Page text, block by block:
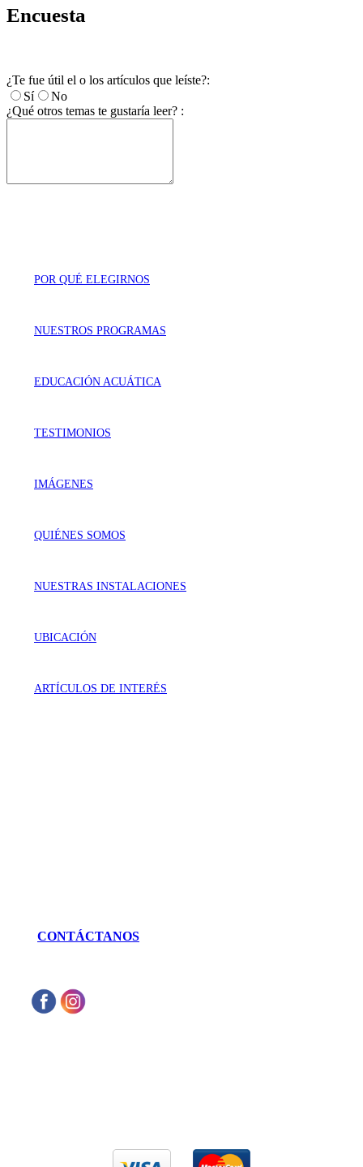
Encuesta
¿Te fue útil el o los artículos que leíste?:
Sí
No
¿Qué otros temas te gustaría leer? :
POR QUÉ ELEGIRNOS
NUESTROS PROGRAMAS
EDUCACIÓN ACUÁTICA
TESTIMONIOS
IMÁGENES
QUIÉNES SOMOS
NUESTRAS INSTALACIONES
UBICACIÓN
ARTÍCULOS DE INTERÉS
CONTÁCTANOS